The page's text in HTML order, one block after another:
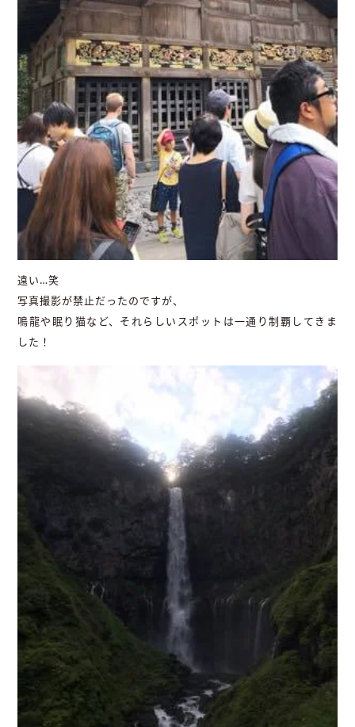
遠い…笑
写真撮影が禁止だったのですが、
鳴龍や眠り猫など、それらしいスポットは一通り制覇してきま
した！